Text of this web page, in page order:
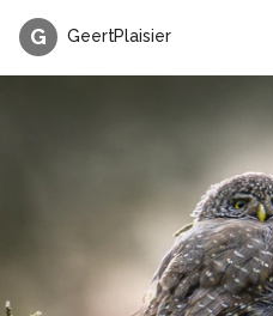
G GeertPlaisier